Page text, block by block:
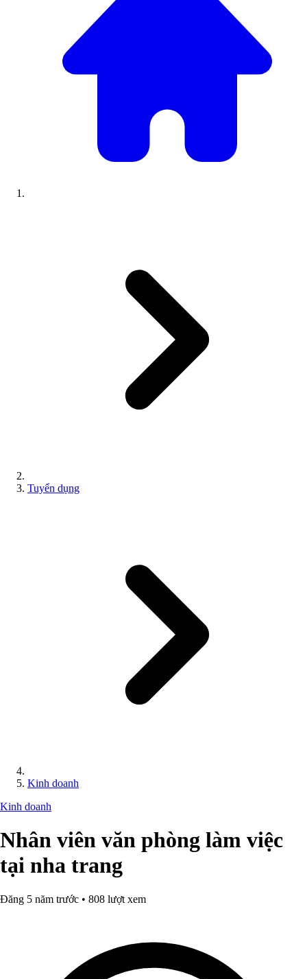
Tuyển dụng
Kinh doanh
Kinh doanh
Nhân viên văn phòng làm việc
tại nha trang
Đăng 5 năm trước • 808 lượt xem